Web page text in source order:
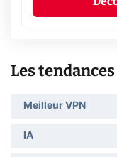
Les tendances
Meilleur VPN
IA